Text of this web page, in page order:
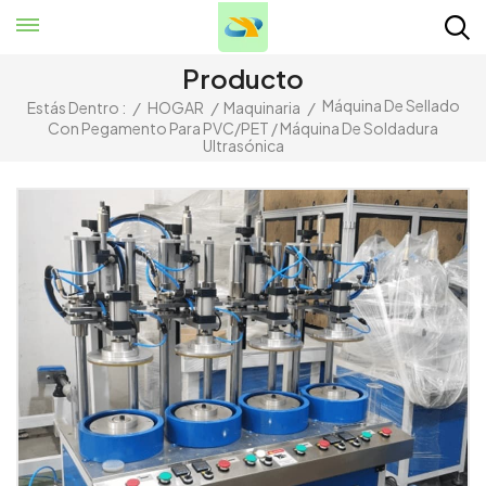
Producto
Estás Dentro : / HOGAR / Maquinaria / Máquina De Sellado
Con Pegamento Para PVC/PET / Máquina De Soldadura
Ultrasónica